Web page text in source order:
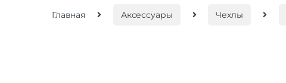
Главная Аксессуары Чехлы